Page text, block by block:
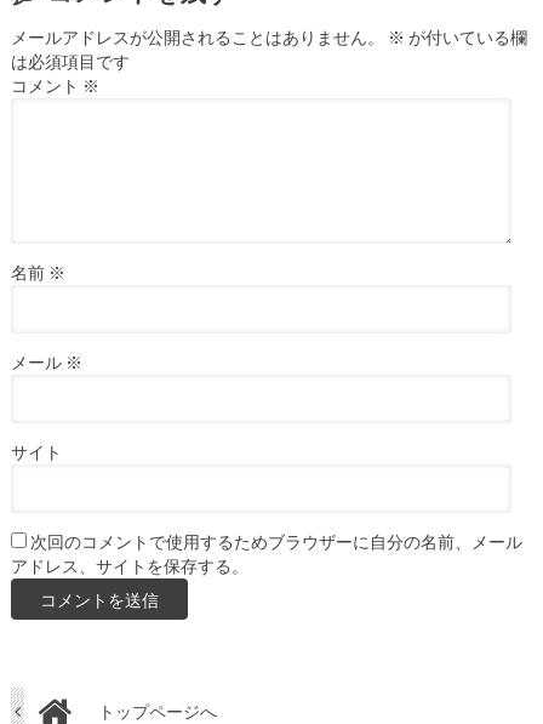
メールアドレスが公開されることはありません。 ※ が付いている欄
は必須項目です
コメント ※
名前 ※
メール ※
サイト
次回のコメントで使用するためブラウザーに自分の名前、メール
アドレス、サイトを保存する。
トップページへ